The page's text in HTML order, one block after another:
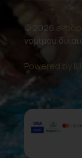
© 2026 e-
νομίμου
Powered by